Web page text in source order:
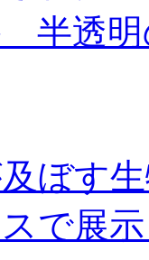
半透明
及ぼす
で展